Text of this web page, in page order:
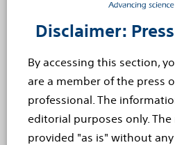
Disclaimer:
By accessing this section,
are a member of the press
professional. The
editorial purposes only.
provided "as is" without
Tutti (coordinamento
Il ruolo di Boston
Astrid Monteau, Boston
19.50 Q&A
20:00 Chiusura